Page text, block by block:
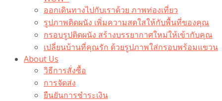
ออกเดินทางไปกับเราด้วย ภาพท่องเที่ยว
รูปภาพติดผนัง เพิ่มความสดใสให้กับพื้นที่ของคุณ
กรอบรูปติดผนัง สร้างบรรยากาศใหม่ให้เข้ากับคุณ
เปลี่ยนบ้านที่คุณรัก ด้วยรูปภาพใส่กรอบพร้อมแขวน​
About Us
วิธีการสั่งซื้อ
การจัดส่ง
ยืนยันการชำระเงิน